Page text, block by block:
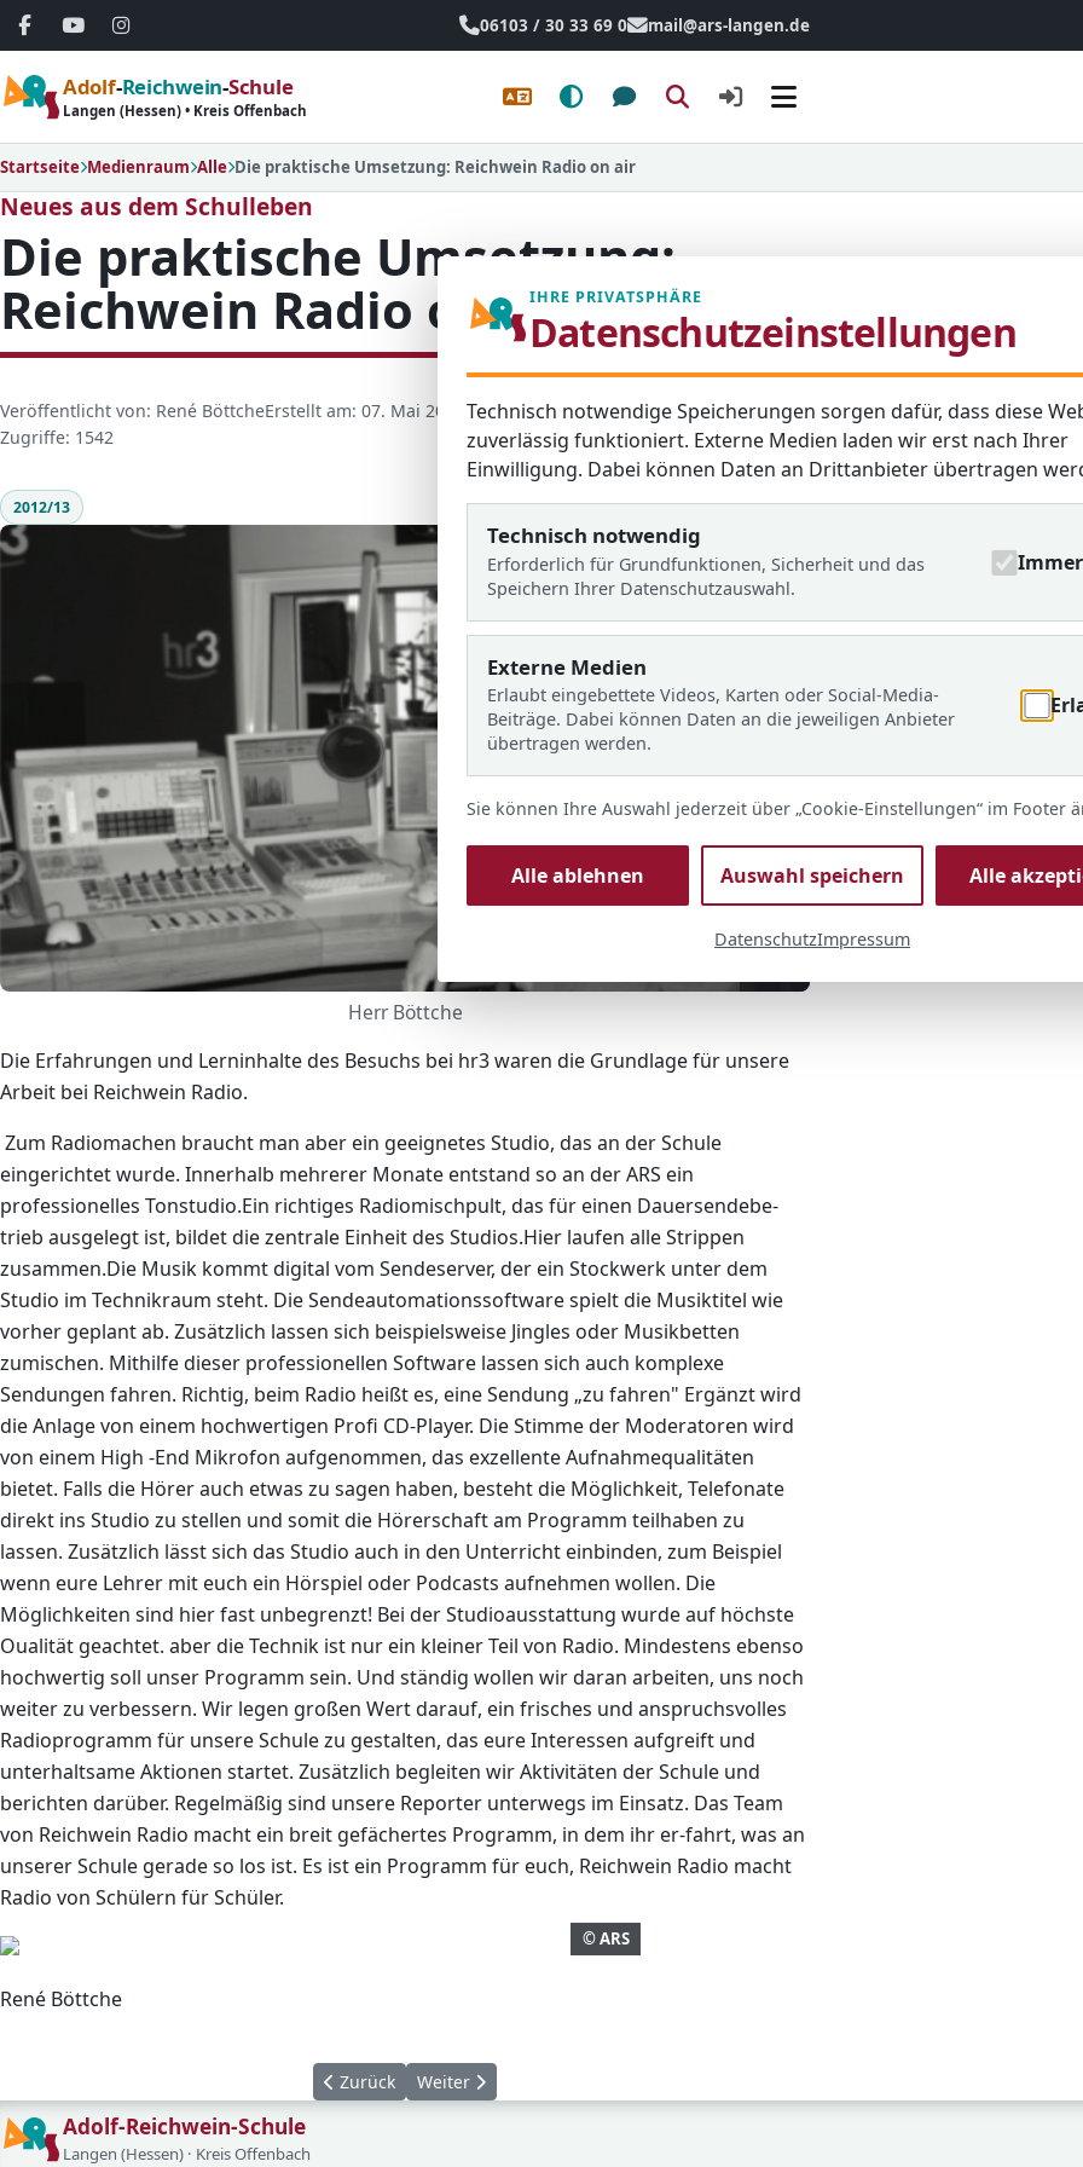
06103 / 30 33 69 0 mail@ars-langen.de
Adolf-Reichwein-Schule
Langen (Hessen) • Kreis Offenbach
Menü
Startseite Medienraum Alle Die praktische Umsetzung: Reichwein Radio on air
Neues aus dem Schulleben
Die praktische Umsetzung:
Reichwein Radio on air
D
e
a
i
l
s
Veröffentlicht von: René BöttcheErstellt am: 07. Mai 2013
Letzte Aktualisierung: 21. Mai 2025
Zugriffe: 1542
2012/13
Herr Böttche
Die Erfahrungen und Lerninhalte des Besuchs bei hr3 waren die Grundlage für unsere
Arbeit bei Reichwein Radio.
Zum Radiomachen braucht man aber ein geeignetes Studio, das an der Schule
eingerichtet wurde. Innerhalb mehrerer Monate entstand so an der ARS ein
professionelles Tonstudio.Ein richtiges Radiomischpult, das für einen Dauersendebe-
trieb ausgelegt ist, bildet die zentrale Einheit des Studios.Hier laufen alle Strippen
zusammen.Die Musik kommt digital vom Sendeserver, der ein Stockwerk unter dem
Studio im Technikraum steht. Die Sendeautomationssoftware spielt die Musiktitel wie
vorher geplant ab. Zusätzlich lassen sich beispielsweise Jingles oder Musikbetten
zumischen. Mithilfe dieser professionellen Software lassen sich auch komplexe
Sendungen fahren. Richtig, beim Radio heißt es, eine Sendung „zu fahren" Ergänzt wird
die Anlage von einem hochwertigen Profi CD-Player. Die Stimme der Moderatoren wird
von einem High -End Mikrofon aufgenommen, das exzellente Aufnahmequalitäten
bietet. Falls die Hörer auch etwas zu sagen haben, besteht die Möglichkeit, Telefonate
direkt ins Studio zu stellen und somit die Hörerschaft am Programm teilhaben zu
lassen. Zusätzlich lässt sich das Studio auch in den Unterricht einbinden, zum Beispiel
wenn eure Lehrer mit euch ein Hörspiel oder Podcasts aufnehmen wollen. Die
Möglichkeiten sind hier fast unbegrenzt! Bei der Studioausstattung wurde auf höchste
Oualität geachtet. aber die Technik ist nur ein kleiner Teil von Radio. Mindestens ebenso
hochwertig soll unser Programm sein. Und ständig wollen wir daran arbeiten, uns noch
weiter zu verbessern. Wir legen großen Wert darauf, ein frisches und anspruchsvolles
Radioprogramm für unsere Schule zu gestalten, das eure Interessen aufgreift und
unterhaltsame Aktionen startet. Zusätzlich begleiten wir Aktivitäten der Schule und
berichten darüber. Regelmäßig sind unsere Reporter unterwegs im Einsatz. Das Team
von Reichwein Radio macht ein breit gefächertes Programm, in dem ihr er-fahrt, was an
unserer Schule gerade so los ist. Es ist ein Programm für euch, Reichwein Radio macht
Radio von Schülern für Schüler.
© ARS
René Böttche
Vorheriger Beitrag: Berufsorientierung - Wie bereite ich mich auf ein Vorstellungsgespräch
Zurück Nächster Beitrag: Hospitationstage Max-Eyth-Schule Dreieich
Weiter
Adolf-Reichwein-Schule
Langen (Hessen) · Kreis Offenbach
IHRE PRIVATSPHÄRE
Datenschutzeinstellungen
Technisch notwendige Speicherungen sorgen dafür, dass diese
zuverlässig funktioniert. Externe Medien laden wir erst nach Ihrer
Einwilligung. Dabei können Daten an Drittanbieter übertragen
Technisch notwendig
Erforderlich für Grundfunktionen, Sicherheit und das
Speichern Ihrer Datenschutzauswahl.
Externe Medien
Erlaubt eingebettete Videos, Karten oder Social-Media-
Beiträge. Dabei können Daten an die jeweiligen Anbieter
übertragen werden.
Sie können Ihre Auswahl jederzeit über „Cookie-Einstellungen“ im Footer
Alle ablehnen Auswahl speichern Alle
DatenschutzImpressum